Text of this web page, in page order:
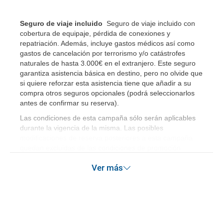
Seguro de viaje incluido
Seguro de viaje incluido con
cobertura de equipaje, pérdida de conexiones y
repatriación. Además, incluye gastos médicos así como
gastos de cancelación por terrorismo y/o catástrofes
naturales de hasta 3.000€ en el extranjero. Este seguro
garantiza asistencia básica en destino, pero no olvide que
si quiere reforzar esta asistencia tiene que añadir a su
compra otros seguros opcionales (podrá seleccionarlos
antes de confirmar su reserva)
Las condiciones de esta campaña sólo serán aplicables
durante la vigencia de la misma. Las posibles
Ver más